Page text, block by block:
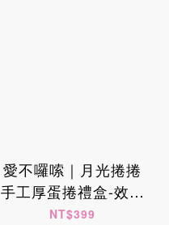
愛不囉嗦｜月光捲捲
手工厚蛋捲禮盒-效期
至10/19
NT$399